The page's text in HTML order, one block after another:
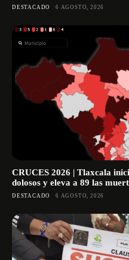
DESTACADO 6 AGOSTO, 2026
CRUCES 2026 | Tlaxcala
dolosos y eleva a 89 las
DESTACADO 6 AGOSTO, 2026